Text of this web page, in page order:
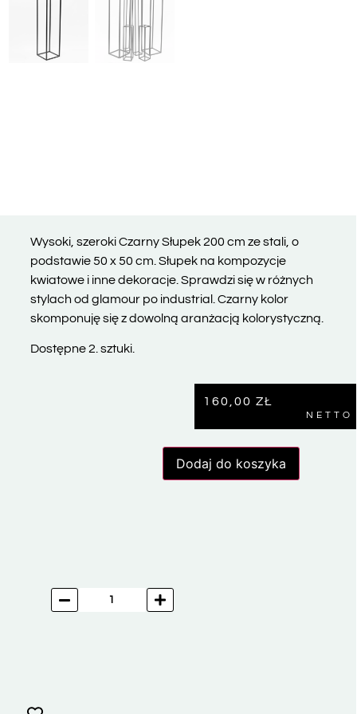
Wysoki, szeroki Czarny Słupek 200 cm ze stali, o
podstawie 50 x 50 cm. Słupek na kompozycje
kwiatowe i inne dekoracje. Sprawdzi się w różnych
stylach od glamour po industrial. Czarny kolor
skomponuję się z dowolną aranżacją kolorystyczną.
Dostępne 2. sztuki.
160,00 ZŁ
NETTO
Dodaj do koszyka